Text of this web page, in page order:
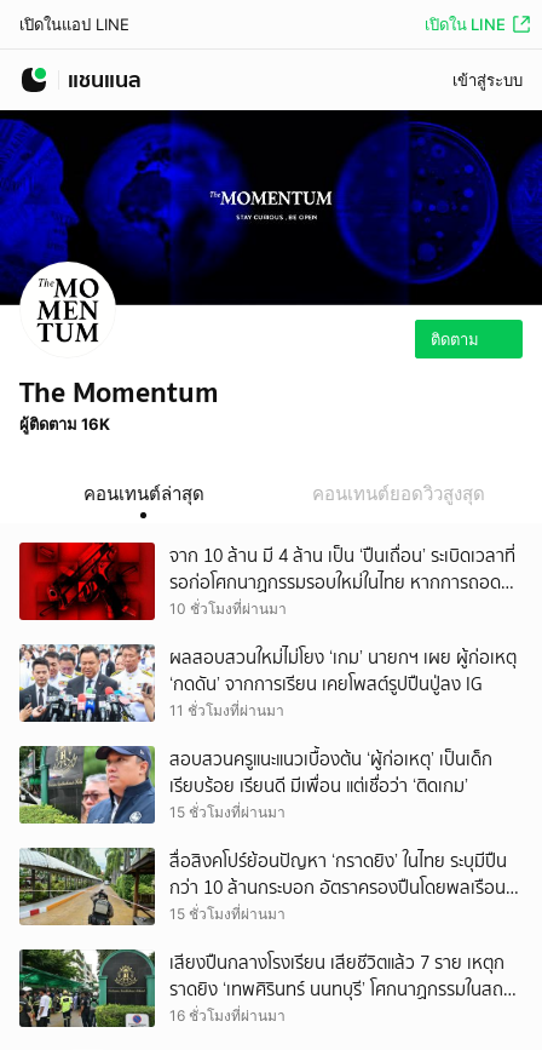
เปิดในแอป LINE เปิดใน LINE
แชนแนล เข้าสู่ระบบ
ติดตาม
The Momentum
ผู้ติดตาม 16K
คอนเทนต์ล่าสุด คอนเทนต์ยอดวิวสูงสุด
จาก 10 ล้าน มี 4 ล้าน เป็น ‘ปืนเถื่อน’ ระเบิดเวลาที่
รอก่อโศกนาฏกรรมรอบใหม่ในไทย หากการถอดบท
เรียนของรัฐเป็นเพียง ‘ลมปาก’
10 ชั่วโมงที่ผ่านมา
ผลสอบสวนใหม่ไม่โยง ‘เกม’ นายกฯ เผย ผู้ก่อเหตุ
‘กดดัน’ จากการเรียน เคยโพสต์รูปปืนปู่ลง IG
11 ชั่วโมงที่ผ่านมา
สอบสวนครูแนะแนวเบื้องต้น ‘ผู้ก่อเหตุ’ เป็นเด็ก
เรียบร้อย เรียนดี มีเพื่อน แต่เชื่อว่า ‘ติดเกม’
15 ชั่วโมงที่ผ่านมา
สื่อสิงคโปร์ย้อนปัญหา ‘กราดยิง’ ในไทย ระบุมีปืน
กว่า 10 ล้านกระบอก อัตราครองปืนโดยพลเรือน
สูงที่สุดในภูมิภาค
15 ชั่วโมงที่ผ่านมา
เสียงปืนกลางโรงเรียน เสียชีวิตแล้ว 7 ราย เหตุก
ราดยิง ‘เทพศิรินทร์ นนทบุรี’ โศกนาฏกรรมในสถาน
ศึกษา ครั้งที่ 2 ในรอบปี
16 ชั่วโมงที่ผ่านมา